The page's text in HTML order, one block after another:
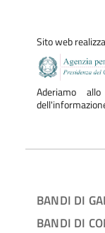
Sito web
Aderiamo
BANDI DI
BANDI DI